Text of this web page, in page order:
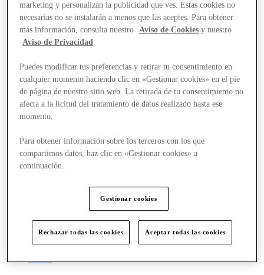
Stores
marketing y personalizan la publicidad que ves. Estas cookies no
necesarias no se instalarán a menos que las aceptes. Para obtener
más información, consulta nuestro
Aviso de Cookies y nuestro
Aviso de Privacidad.
Puedes modificar tus preferencias y retirar tu consentimiento en
cualquier momento haciendo clic en «Gestionar cookies» en el pie
de página de nuestro sitio web. La retirada de tu consentimiento no
afecta a la licitud del tratamiento de datos realizado hasta ese
momento.
Para obtener información sobre los terceros con los que
compartimos datos, haz clic en «Gestionar cookies» a
continuación.
Gestionar cookies
Rechazar todas las cookies Aceptar todas las cookies